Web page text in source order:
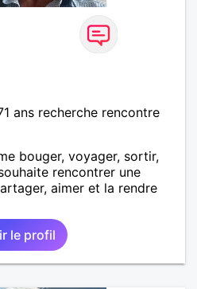
ans recherche rencontre
bouger, voyager, sortir,
rencontrer une
aimer et la rendre
le profil